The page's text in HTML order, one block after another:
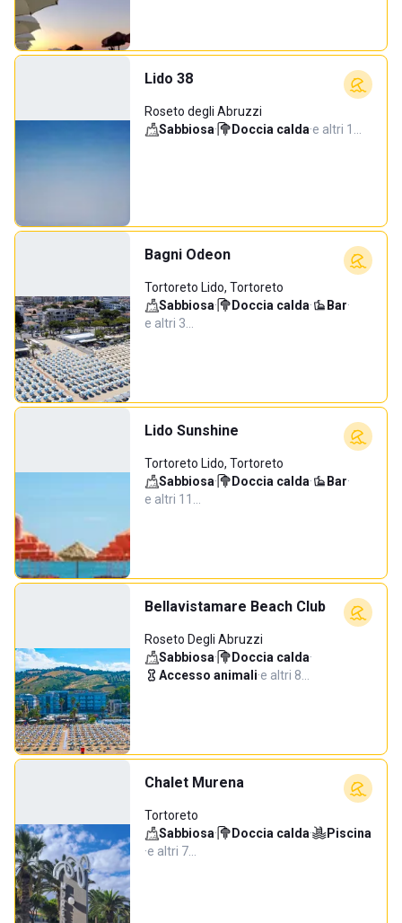
Lido 38
Roseto degli Abruzzi
Sabbiosa· Doccia calda·e altri 1…
Bagni Odeon
Tortoreto Lido, Tortoreto
Sabbiosa· Doccia calda· Bar·
e altri 3…
Lido Sunshine
Tortoreto Lido, Tortoreto
Sabbiosa· Doccia calda· Bar·
e altri 11…
Bellavistamare Beach Club
Roseto Degli Abruzzi
Sabbiosa· Doccia calda·
Accesso animali·e altri 8…
Chalet Murena
Tortoreto
Sabbiosa· Doccia calda·
Piscina
·e altri 7…